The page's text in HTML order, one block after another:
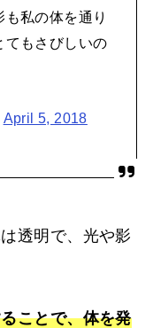
も私の体を通り
てもさびしいの
April 5, 2018
透明で、光や影
ことで、体を発